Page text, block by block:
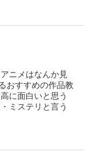
ニメはなんか見
おすすめの作品教
に面白いと思う
ミステリと言う